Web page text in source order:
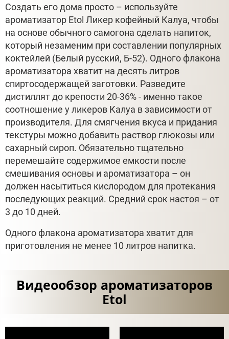
Создать его дома просто – используйте
ароматизатор Etol Ликер кофейный Калуа, чтобы
на основе обычного самогона сделать напиток,
который незаменим при составлении популярных
коктейлей (Белый русский, Б-52). Одного флакона
ароматизатора хватит на десять литров
спиртосодержащей заготовки. Разведите
дистиллят до крепости 20-36% - именно такое
соотношение у ликеров Калуа в зависимости от
производителя. Для смягчения вкуса и придания
текстуры можно добавить раствор глюкозы или
сахарный сироп. Обязательно тщательно
перемешайте содержимое емкости после
смешивания основы и ароматизатора – он
должен насытиться кислородом для протекания
последующих реакций. Средний срок настоя – от
3 до 10 дней.
Одного флакона ароматизатора хватит для
приготовления не менее 10 литров напитка.
Видеообзор ароматизаторов
Etol